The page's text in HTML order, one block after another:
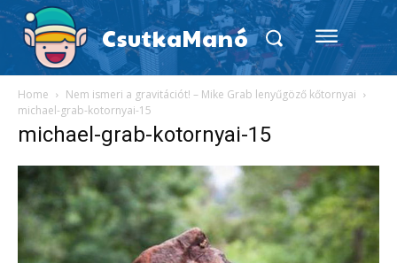
CsutkaManó
Home
Nem ismeri a gravitációt! – Mike Grab lenyűgöző kőtornyai
michael-grab-kotornyai-15
michael-grab-kotornyai-15